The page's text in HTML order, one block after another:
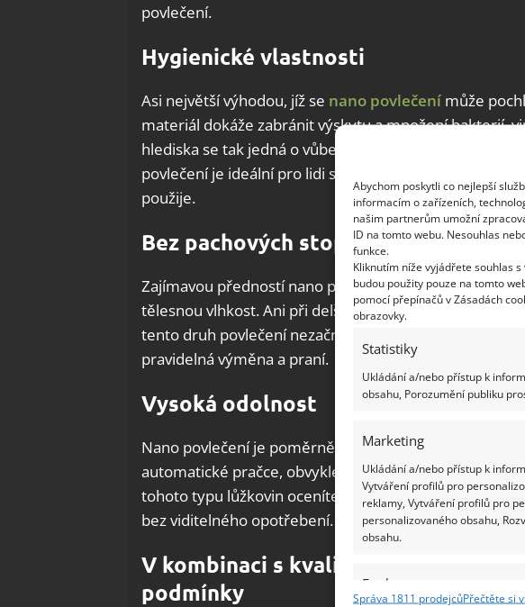
Abychom poskytli co nejlepší
informacím o zařízeních,
našim partnerům umožní
ID na tomto webu. Nesouhlas
funkce.
Kliknutím níže vyjádřete souhlas
budou použity pouze na tomto
pomocí přepínačů v Zásadách
obrazovky.
Statistiky
Ukládání a/nebo přístup k
obsahu, Porozumění publiku
Marketing
Ukládání a/nebo přístup k
Vytváření profilů pro
reklamy, Vytváření profilů pro
personalizovaného obsahu,
obsahu.
Funkce
Správa 1811 prodejcůPřečtěte si
povlečení.
Hygienické vlastnosti
Asi největší výhodou, jíž se nano povlečení může
materiál dokáže zabránit výskytu a množení bakterií,
hlediska se tak jedná o vůbec nejlepší řešení, které si
povlečení je ideální pro lidi s různými alergiemi, ocení
použije.
Bez pachových stop
Zajímavou předností nano povlečení je rovněž jeho
tělesnou vlhkost. Ani při delším užívání pak oproti
tento druh povlečení nezačne nepříjemně zapáchat.
pravidelná výměna a praní.
Vysoká odolnost
Nano povlečení je poměrně nenáročné z hlediska
automatické pračce, obvykle při nižších teplotách do
tohoto typu lůžkovin oceníte vysokou odolnost, nano
bez viditelného opotřebení.
V kombinaci s kvalitní dekou a
podmínky